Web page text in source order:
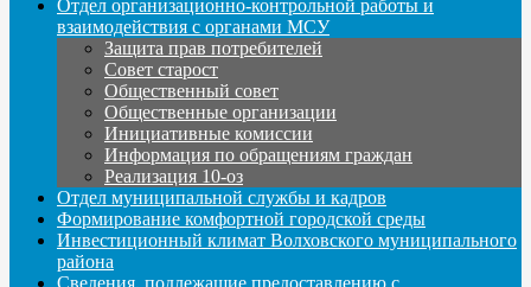
Отдел организационно-контрольной работы и
взаимодействия с органами МСУ
Защита прав потребителей
Совет старост
Общественный совет
Общественные организации
Инициативные комиссии
Информация по обращениям граждан
Реализация 10-оз
Отдел муниципальной службы и кадров
Формирование комфортной городской среды
Инвестиционный климат Волховского муниципального
района
Сведения, подлежащие предоставлению с